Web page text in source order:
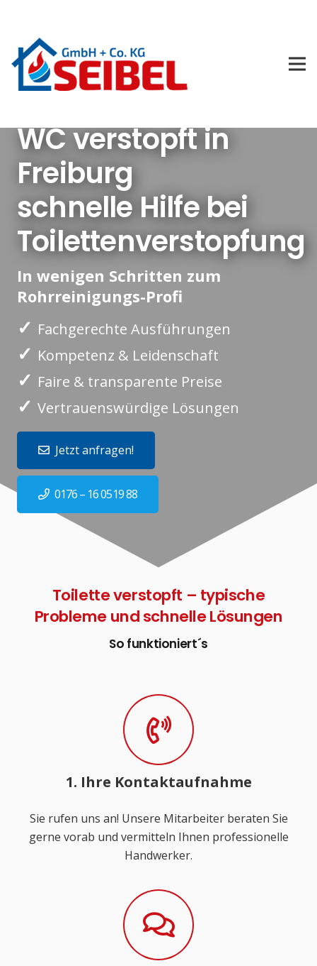
WC verstopft in
Freiburg
schnelle Hilfe bei
Toilettenverstopfung
In wenigen Schritten zum
Rohrreinigungs-Profi
✓ Fachgerechte Ausführungen
✓ Kompetenz & Leidenschaft
✓ Faire & transparente Preise
✓ Vertrauenswürdige Lösungen
Jetzt anfragen!
0176 – 16 0519 88
Toilette verstopft – typische
Probleme und schnelle Lösungen
So funktioniert´s
1. Ihre Kontaktaufnahme
Sie rufen uns an! Unsere Mitarbeiter beraten Sie
gerne vorab und vermitteln Ihnen professionelle
Handwerker.